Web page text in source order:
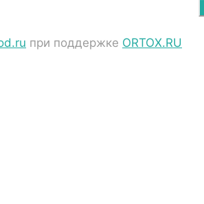
при поддержке ORTOX.RU